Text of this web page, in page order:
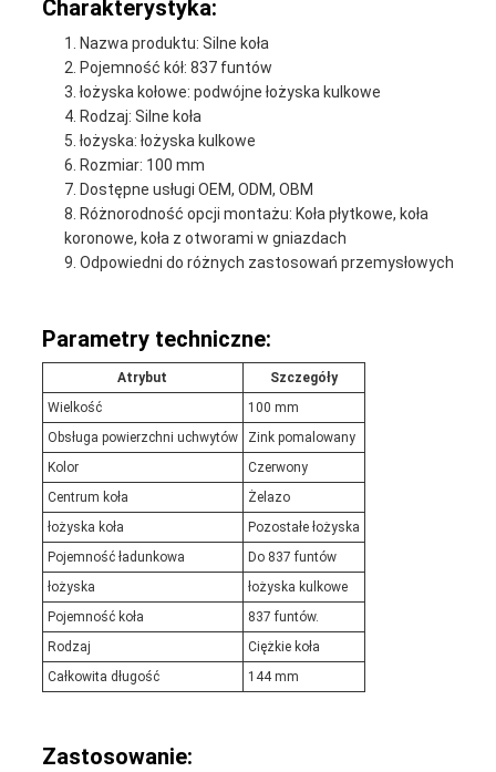
Charakterystyka:
Nazwa produktu: Silne koła
Pojemność kół: 837 funtów
łożyska kołowe: podwójne łożyska kulkowe
Rodzaj: Silne koła
łożyska: łożyska kulkowe
Rozmiar: 100 mm
Dostępne usługi OEM, ODM, OBM
Różnorodność opcji montażu: Koła płytkowe, koła
koronowe, koła z otworami w gniazdach
Odpowiedni do różnych zastosowań przemysłowych
Parametry techniczne:
Atrybut
Szczegóły
Wielkość
100 mm
Obsługa powierzchni uchwytów
Zink pomalowany
Kolor
Czerwony
Centrum koła
Żelazo
łożyska koła
Pozostałe łożyska
Pojemność ładunkowa
Do 837 funtów
łożyska
łożyska kulkowe
Pojemność koła
837 funtów.
Rodzaj
Ciężkie koła
Całkowita długość
144 mm
Zastosowanie: